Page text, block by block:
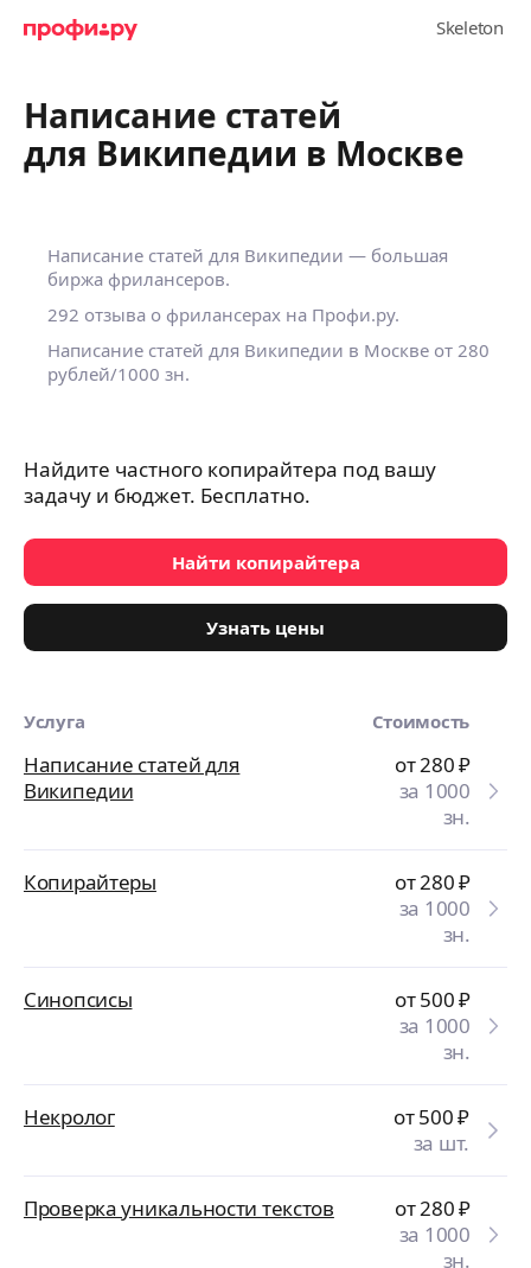
Написание статей
для Википедии в Москве
Написание статей для Википедии — большая
биржа фрилансеров.
292 отзыва о фрилансерах на Профи.ру.
Написание статей для Википедии в Москве от 280
рублей/1000 зн.
Найдите частного копирайтера под вашу
задачу и бюджет. Бесплатно.
Найти копирайтера
Узнать цены
Услуга Стоимость
Написание статей для
Википедии
от 280₽
за 1000
зн.
Копирайтеры от 280₽
за 1000
зн.
Синопсисы от 500₽
за 1000
зн.
Некролог от 500₽
за шт.
Проверка уникальности текстов от 280₽
за 1000
зн.